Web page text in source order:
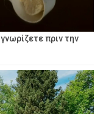
πριν την